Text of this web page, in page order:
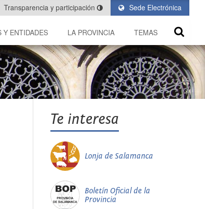
Sede Electrónica
Transparencia y participación
Y ENTIDADES LA PROVINCIA TEMAS
Te interesa
Lonja de Salamanca
Boletín Oficial de la
Provincia